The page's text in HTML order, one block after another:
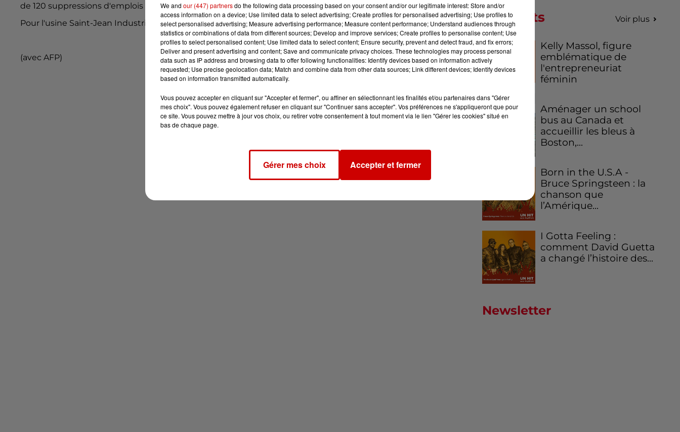
de 120 suppressions d'emplois dans les deux usines, d'apr�s une source syndicale interrog�e samedi.
Pour l'usine Saint-Jean Industries, cela repr�senterait 37 d�parts volontaires sur 331 salari�s, selon M. Juin.
(avec AFP)
Podcasts Voir plus
Kelly Massol, figure
emblématique de
l'entrepreneuriat
féminin
Aménager un school
bus au Canada et
accueillir les bleus à
Boston,...
Born in the U.S.A -
Bruce Springsteen : la
chanson que
l’Amérique...
I Gotta Feeling :
comment David Guetta
a changé l’histoire des...
Newsletter
We and our (447) partnersdo the following data processing based on your consent and/or our legitimate interest: Store and/or
access information on a device; Use limited data to select advertising; Create profiles for personalised advertising; Use profiles to
select personalised advertising; Measure advertising performance; Measure content performance; Understand audiences through
statistics or combinations of data from different sources; Develop and improve services; Create profiles to personalise content; Use
profiles to select personalised content; Use limited data to select content; Ensure security, prevent and detect fraud, and fix errors;
Deliver and present advertising and content; Save and communicate privacy choices. These technologies may process personal
data such as IP address and browsing data to offer following functionalities: Identify devices based on information actively
requested; Use precise geolocation data; Match and combine data from other data sources; Link different devices; Identify devices
based on information transmitted automatically.
Vous pouvez accepter en cliquant sur "Accepter et fermer", ou affiner en sélectionnant les finalités et/ou partenaires dans "Gérer
mes choix". Vous pouvez également refuser en cliquant sur "Continuer sans accepter". Vos préférences ne s'appliqueront que pour
ce site. Vous pouvez mettre à jour vos choix, ou retirer votre consentement à tout moment via le lien "Gérer les cookies" situé en
bas de chaque page.
Gérer mes choix Accepter et fermer